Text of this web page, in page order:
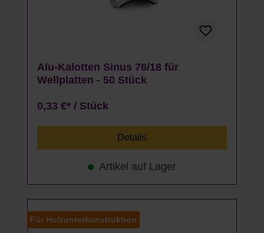
Alu-Kalotten Sinus 76/18 für
Wellplatten - 50 Stück
0,33 €* / Stück
Details
Artikel auf Lager
Für Holzunterkonstruktion